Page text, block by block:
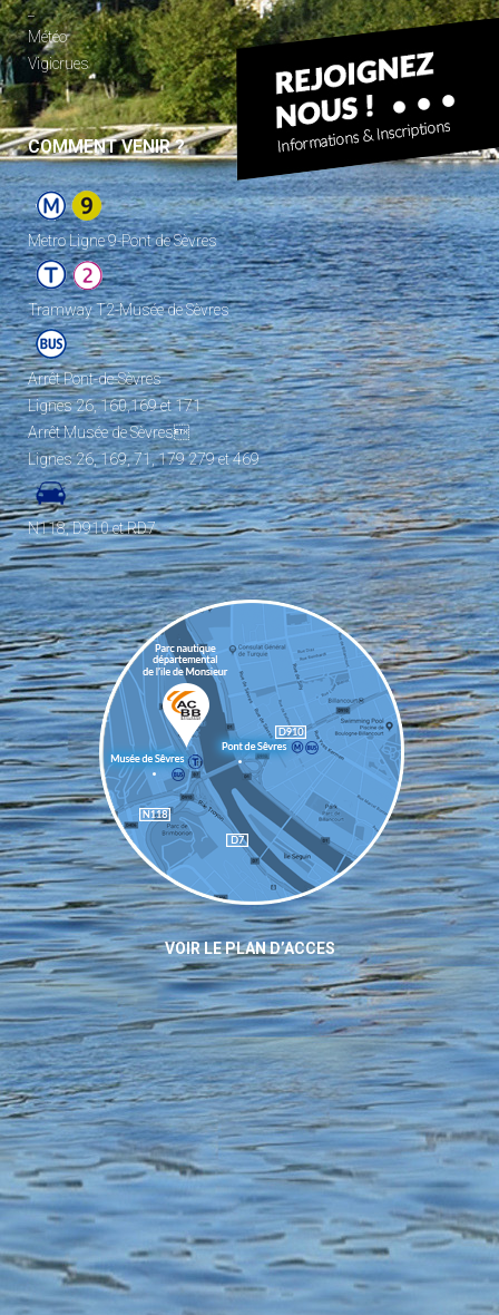
_
Météo
Vigicrues
COMMENT VENIR ?
Metro Ligne 9-Pont de Sèvres
Tramway T2-Musée de Sèvres
Arrêt Pont-de-Sèvres
Lignes 26, 160,169 et 171
Arrêt Musée de Sèvres
Lignes 26, 169, 71, 179 279 et 469
N118, D910 et RD7
VOIR LE PLAN D’ACCES